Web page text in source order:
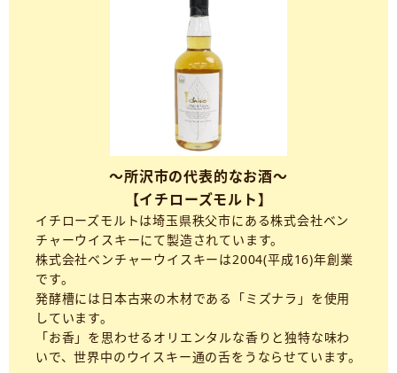
～所沢市の代表的なお酒～
【イチローズモルト】
イチローズモルトは埼玉県秩父市にある株式会社ベン
チャーウイスキーにて製造されています。
株式会社ベンチャーウイスキーは2004(平成16)年創業
です。
発酵槽には日本古来の木材である「ミズナラ」を使用
しています。
「お香」を思わせるオリエンタルな香りと独特な味わ
いで、世界中のウイスキー通の舌をうならせています。